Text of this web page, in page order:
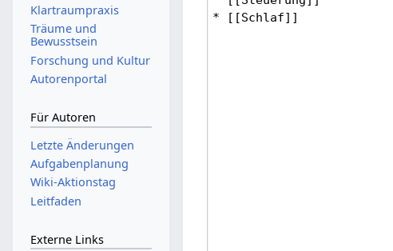
Klartraumpraxis
Träume und
Bewusstsein
Forschung und Kultur
Autorenportal
Für Autoren
Letzte Änderungen
Aufgabenplanung
Wiki-Aktionstag
Leitfaden
Externe Links